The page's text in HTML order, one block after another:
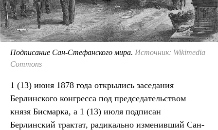
Подписание Сан-Стефанского мира. Источник: Wikimedia
Commons
1 (13) июня 1878 года открылись заседания
Берлинского конгресса под председательством
князя Бисмарка, а 1 (13) июля подписан
Берлинский трактат, радикально изменивший Сан-